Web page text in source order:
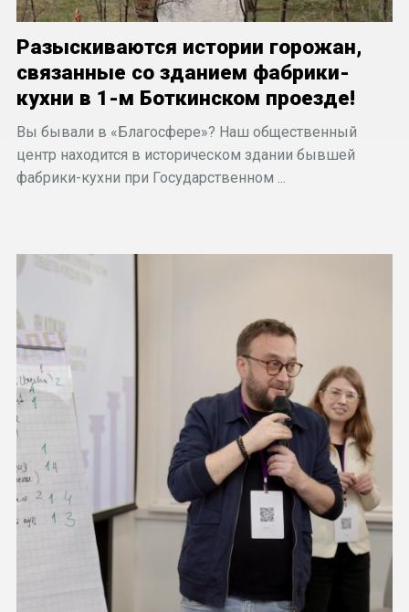
Разыскиваются истории горожан,
связанные со зданием фабрики-
кухни в 1-м Боткинском проезде!
Вы бывали в «Благосфере»? Наш общественный
центр находится в историческом здании бывшей
фабрики-кухни при Государственном ...